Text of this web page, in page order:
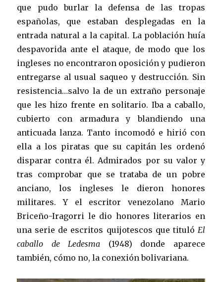
que pudo burlar la defensa de las tropas
españolas, que estaban desplegadas en la
entrada natural a la capital. La población huía
despavorida ante el ataque, de modo que los
ingleses no encontraron oposición y pudieron
entregarse al usual saqueo y destrucción. Sin
resistencia…salvo la de un extraño personaje
que les hizo frente en solitario. Iba a caballo,
cubierto con armadura y blandiendo una
anticuada lanza. Tanto incomodó e hirió con
ella a los piratas que su capitán les ordenó
disparar contra él. Admirados por su valor y
tras comprobar que se trataba de un pobre
anciano, los ingleses le dieron honores
militares. Y el escritor venezolano Mario
Briceño-Iragorri le dio honores literarios en
una serie de escritos quijotescos que tituló El
caballo de Ledesma (1948) donde aparece
también, cómo no, la conexión bolivariana.